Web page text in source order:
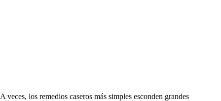
A veces, los remedios caseros más simples esconden grandes